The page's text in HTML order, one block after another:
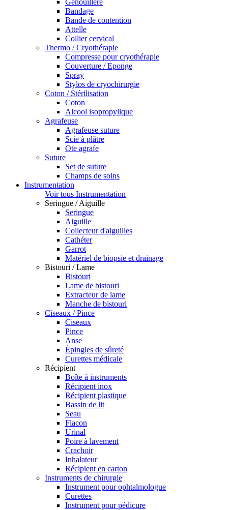
Genouillère
Bandage
Bande de contention
Attelle
Collier cervical
Thermo / Cryothérapie
Compresse pour cryothérapie
Couverture / Eponge
Spray
Stylos de cryochirurgie
Coton / Stérilisation
Coton
Alcool isopropylique
Agrafeuse
Agrafeuse suture
Scie à plâtre
Ote agrafe
Suture
Set de suture
Champs de soins
Instrumentation
Voir tous Instrumentation
Seringue / Aiguille
Seringue
Aiguille
Collecteur d'aiguilles
Cathéter
Garrot
Matériel de biopsie et drainage
Bistouri / Lame
Bistouri
Lame de bistouri
Extracteur de lame
Manche de bistouri
Ciseaux / Pince
Ciseaux
Pince
Anse
Épingles de sûreté
Curettes médicale
Récipient
Boîte à instruments
Récipient inox
Récipient plastique
Bassin de lit
Seau
Flacon
Urinal
Poire à lavement
Crachoir
Inhalateur
Récipient en carton
Instruments de chirurgie
Instrument pour ophtalmologue
Curettes
Instrument pour pédicure